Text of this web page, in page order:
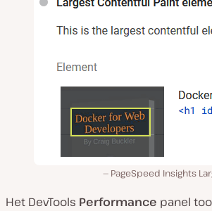
PageSpeed Insights
Het DevTools Performance panel